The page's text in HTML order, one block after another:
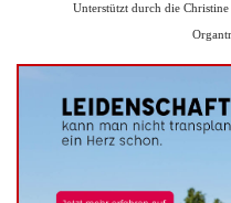
Unterstützt durch die